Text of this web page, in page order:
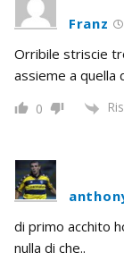
Franz
Orribile striscie
assieme a
0
di primo acchito
nulla di che..